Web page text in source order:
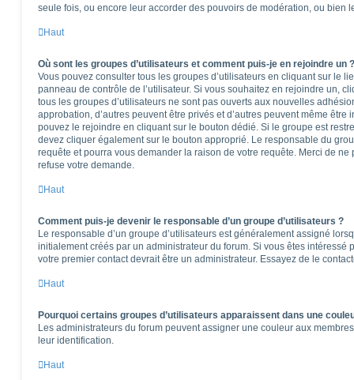
seule fois, ou encore leur accorder des pouvoirs de modération, ou bien
Haut
Où sont les groupes d’utilisateurs et comment puis-je en rejoindre un ?
Vous pouvez consulter tous les groupes d’utilisateurs en cliquant sur le
panneau de contrôle de l’utilisateur. Si vous souhaitez en rejoindre un,
tous les groupes d’utilisateurs ne sont pas ouverts aux nouvelles
approbation, d’autres peuvent être privés et d’autres peuvent même
pouvez le rejoindre en cliquant sur le bouton dédié. Si le groupe est
devez cliquer également sur le bouton approprié. Le responsable du
requête et pourra vous demander la raison de votre requête. Merci de
refuse votre demande.
Haut
Comment puis-je devenir le responsable d’un groupe d’utilisateurs ?
Le responsable d’un groupe d’utilisateurs est généralement assigné
initialement créés par un administrateur du forum. Si vous êtes intéressé
votre premier contact devrait être un administrateur. Essayez de le
Haut
Pourquoi certains groupes d’utilisateurs apparaissent dans une
Les administrateurs du forum peuvent assigner une couleur aux
leur identification.
Haut